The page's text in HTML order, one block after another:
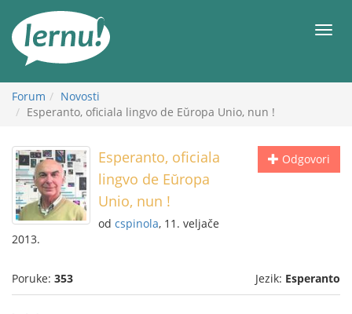
Meni
Forum
Novosti
Esperanto, oficiala lingvo de Eŭropa Unio, nun !
Odgovori
Esperanto, oficiala
lingvo de Eŭropa
Unio, nun !
od cspinola, 11. veljače
2013.
Poruke: 353 Jezik: Esperanto